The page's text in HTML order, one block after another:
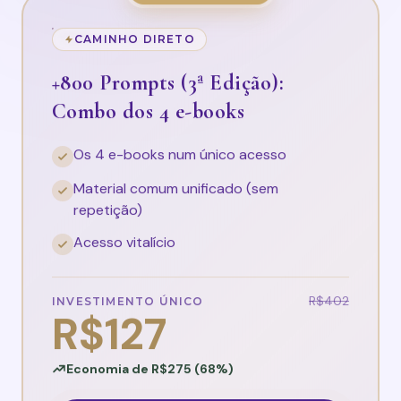
CAMINHO DIRETO
+800 Prompts (3ª Edição):
Combo dos 4 e-books
Os 4 e-books num único acesso
Material comum unificado (sem
repetição)
Acesso vitalício
INVESTIMENTO ÚNICO R$402
R$127
Economia de R$275 (68%)